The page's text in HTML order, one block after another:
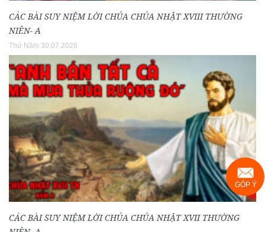
CÁC BÀI SUY NIỆM LỜI CHÚA CHÚA NHẬT XVIII THƯỜNG
NIÊN- A
Thứ Năm 30.07.2026
CÁC BÀI SUY NIỆM LỜI CHÚA CHÚA NHẬT XVII THƯỜNG
GÓP Ý